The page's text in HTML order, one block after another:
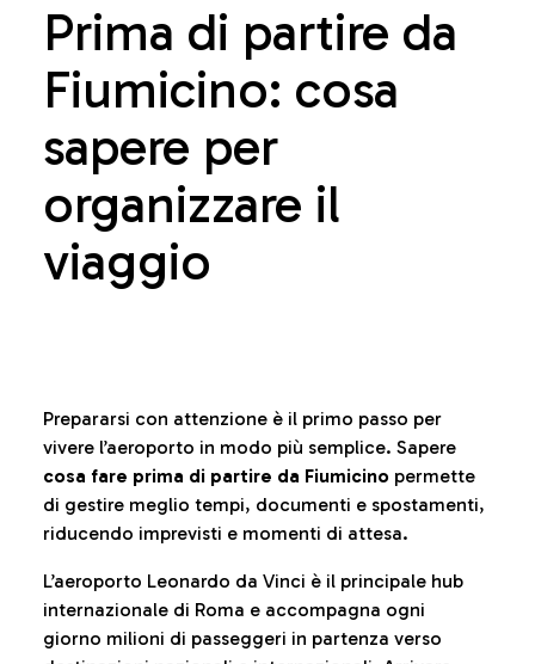
Prima di partire da
Fiumicino: cosa
sapere per
organizzare il
viaggio
Prepararsi con attenzione è il primo passo per
vivere l’aeroporto in modo più semplice. Sapere
cosa fare prima di partire da Fiumicino permette
di gestire meglio tempi, documenti e spostamenti,
riducendo imprevisti e momenti di attesa.
L’aeroporto Leonardo da Vinci è il principale hub
internazionale di Roma e accompagna ogni
giorno milioni di passeggeri in partenza verso